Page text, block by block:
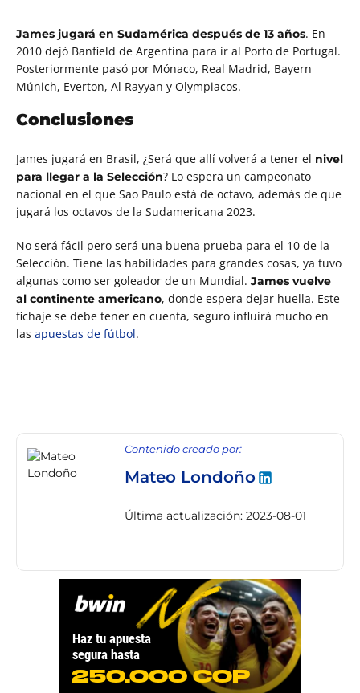
James jugará en Sudamérica después de 13 años. En
2010 dejó Banfield de Argentina para ir al Porto de Portugal.
Posteriormente pasó por Mónaco, Real Madrid, Bayern
Múnich, Everton, Al Rayyan y Olympiacos.
Conclusiones
James jugará en Brasil, ¿Será que allí volverá a tener el nivel
para llegar a la Selección? Lo espera un campeonato
nacional en el que Sao Paulo está de octavo, además de que
jugará los octavos de la Sudamericana 2023.
No será fácil pero será una buena prueba para el 10 de la
Selección. Tiene las habilidades para grandes cosas, ya tuvo
algunas como ser goleador de un Mundial. James vuelve
al continente americano, donde espera dejar huella. Este
fichaje se debe tener en cuenta, seguro influirá mucho en
las apuestas de fútbol.
Contenido creado por:
Mateo Londoño
Última actualización: 2023-08-01